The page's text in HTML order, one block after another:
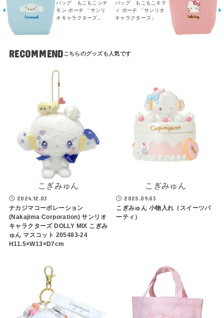
バッグ もこもこシナ
モン ポーチ 「サンリ
オキャラクターズ」
バッグ もこもこキテ
ィ ポーチ 「サンリオ
キャラクターズ」
RECOMMEND
こぎみゅん
2024.12.03
ナカジマコーポレーション
(Nakajima Corporation) サンリオ
キャラクターズ DOLLY MIX こぎみ
ゅん マスコット 205483-24
H11.5×W13×D7cm
こぎみゅん
2025.09.03
こぎみゅん 小物入れ（スイーツパ
ーティ）